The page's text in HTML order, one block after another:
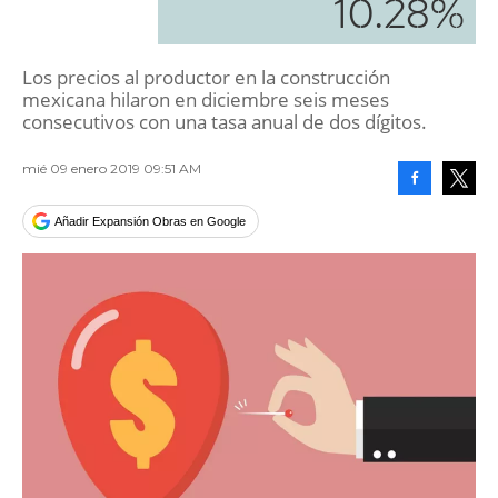
Los precios al productor en la construcción
mexicana hilaron en diciembre seis meses
consecutivos con una tasa anual de dos dígitos.
mié 09 enero 2019 09:51 AM
Añadir Expansión Obras en Google